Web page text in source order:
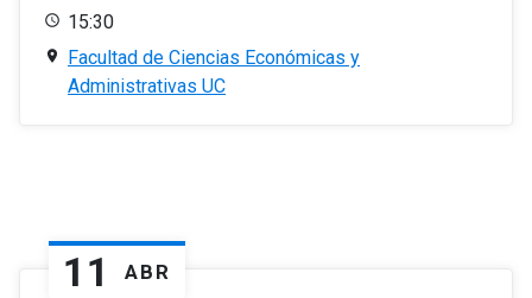
15:30
Facultad de Ciencias Económicas y
Administrativas UC
11 ABR